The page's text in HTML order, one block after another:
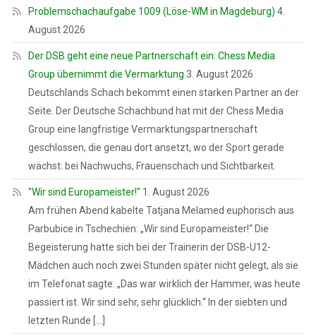
Problemschachaufgabe 1009 (Löse-WM in Magdeburg) 4.
August 2026
Der DSB geht eine neue Partnerschaft ein: Chess Media
Group übernimmt die Vermarktung 3. August 2026
Deutschlands Schach bekommt einen starken Partner an der
Seite. Der Deutsche Schachbund hat mit der Chess Media
Group eine langfristige Vermarktungspartnerschaft
geschlossen, die genau dort ansetzt, wo der Sport gerade
wächst: bei Nachwuchs, Frauenschach und Sichtbarkeit.
"Wir sind Europameister!" 1. August 2026
Am frühen Abend kabelte Tatjana Melamed euphorisch aus
Parbubice in Tschechien: „Wir sind Europameister!“ Die
Begeisterung hatte sich bei der Trainerin der DSB-U12-
Mädchen auch noch zwei Stunden später nicht gelegt, als sie
im Telefonat sagte: „Das war wirklich der Hammer, was heute
passiert ist. Wir sind sehr, sehr glücklich.“ In der siebten und
letzten Runde […]